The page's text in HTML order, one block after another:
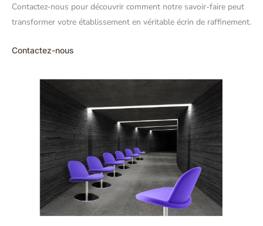
Contactez-nous pour découvrir comment notre savoir-faire peut
transformer votre établissement en véritable écrin de raffinement.
Contactez-nous